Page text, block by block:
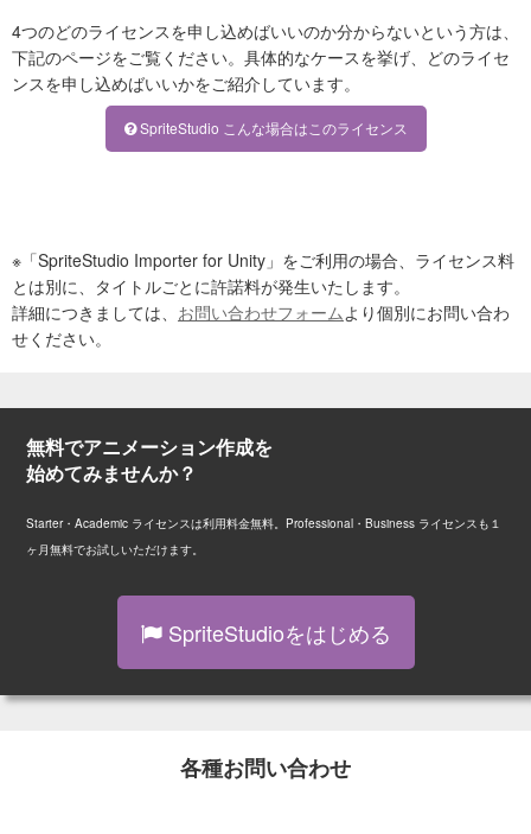
4つのどのライセンスを申し込めばいいのか分からないという方は、
下記のページをご覧ください。具体的なケースを挙げ、どのライセ
ンスを申し込めばいいかをご紹介しています。
SpriteStudio こんな場合はこのライセンス
※「SpriteStudio Importer for Unity」をご利用の場合、ライセンス料
とは別に、タイトルごとに許諾料が発生いたします。
詳細につきましては、 お問い合わせフォームより個別にお問い合わ
せください。
無料でアニメーション作成を
始めてみませんか？
Starter・Academic ライセンスは利用料金無料。Professional・Business ライセンスも１
ヶ月無料でお試しいただけます。
SpriteStudioをはじめる
各種お問い合わせ